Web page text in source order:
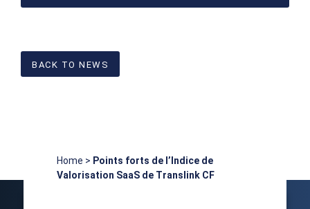
BACK TO NEWS
Home > Points forts de l’Indice de
Valorisation SaaS de Translink CF